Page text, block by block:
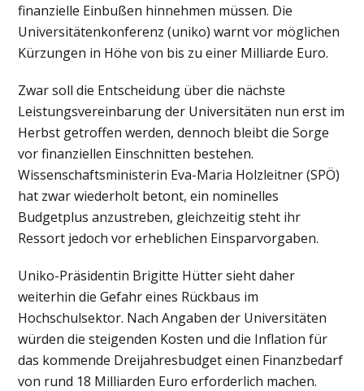
finanzielle Einbußen hinnehmen müssen. Die
Universitätenkonferenz (uniko) warnt vor möglichen
Kürzungen in Höhe von bis zu einer Milliarde Euro.
Zwar soll die Entscheidung über die nächste
Leistungsvereinbarung der Universitäten nun erst im
Herbst getroffen werden, dennoch bleibt die Sorge
vor finanziellen Einschnitten bestehen.
Wissenschaftsministerin Eva-Maria Holzleitner (SPÖ)
hat zwar wiederholt betont, ein nominelles
Budgetplus anzustreben, gleichzeitig steht ihr
Ressort jedoch vor erheblichen Einsparvorgaben.
Uniko-Präsidentin Brigitte Hütter sieht daher
weiterhin die Gefahr eines Rückbaus im
Hochschulsektor. Nach Angaben der Universitäten
würden die steigenden Kosten und die Inflation für
das kommende Dreijahresbudget einen Finanzbedarf
von rund 18 Milliarden Euro erforderlich machen.